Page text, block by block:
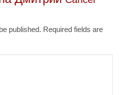
published. Required fields are